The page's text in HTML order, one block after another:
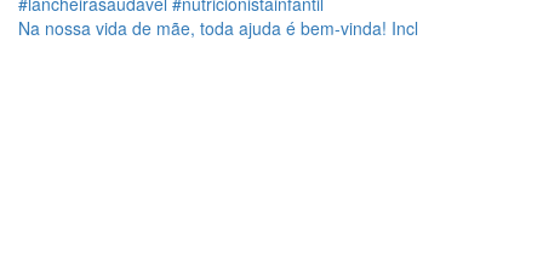
Na nossa vida de mãe, toda ajuda é bem-vinda! Incl